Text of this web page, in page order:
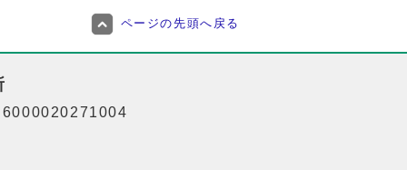
ページの先頭へ戻る
6000020271004